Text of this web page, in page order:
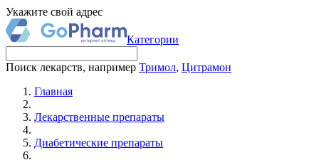
Укажите свой адрес
Категории
Поиск лекарств, например Тримол, Цитрамон
Главная
Лекарственные препараты
Диабетические препараты